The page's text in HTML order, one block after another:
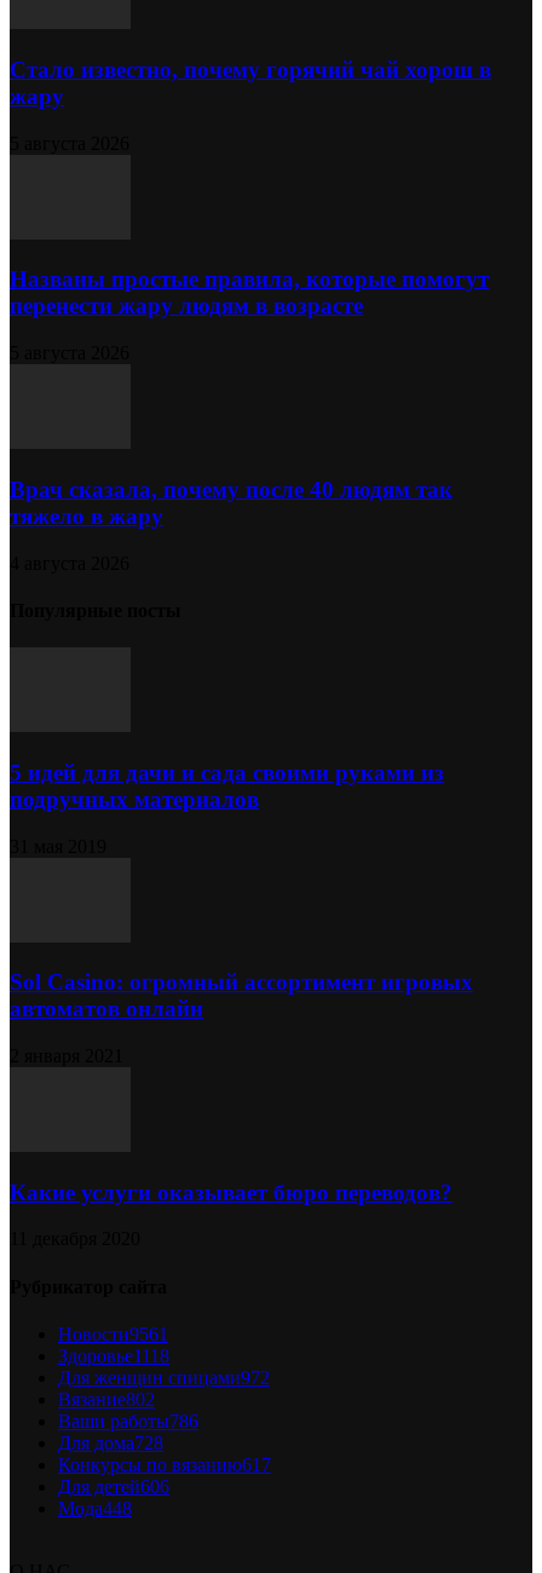
Стало известно, почему горячий чай хорош в
жару
Названы простые правила, которые помогут
перенести жару людям в возрасте
Врач сказала, почему после 40 людям так
тяжело в жару
5 идей для дачи и сада своими руками из
подручных материалов
Sol Сasino: огромный ассортимент игровых
автоматов онлайн
Какие услуги оказывает бюро переводов?
Новости9561
Здоровье1118
Для женщин спицами972
Вязание802
Ваши работы786
Для дома728
Конкурсы по вязанию617
Для детей606
Мода448